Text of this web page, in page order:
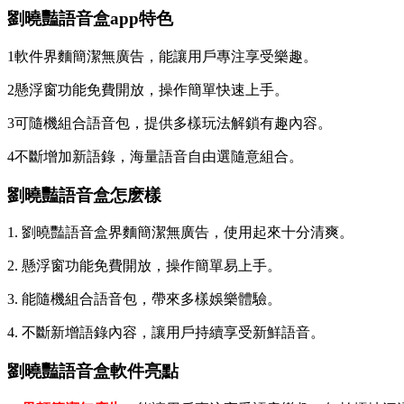
劉曉豔語音盒app特色
1軟件界麵簡潔無廣告，能讓用戶專注享受樂趣。
2懸浮窗功能免費開放，操作簡單快速上手。
3可隨機組合語音包，提供多樣玩法解鎖有趣內容。
4不斷增加新語錄，海量語音自由選隨意組合。
劉曉豔語音盒怎麽樣
1. 劉曉豔語音盒界麵簡潔無廣告，使用起來十分清爽。
2. 懸浮窗功能免費開放，操作簡單易上手。
3. 能隨機組合語音包，帶來多樣娛樂體驗。
4. 不斷新增語錄內容，讓用戶持續享受新鮮語音。
劉曉豔語音盒軟件亮點